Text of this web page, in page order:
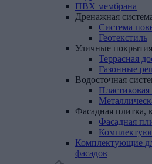
ПВХ мембрана
Дренажная
Система
Геотекстиль
Уличные покрытия
Террасная
Газонные
Водосточная
Пластиковая
Фасадная плитка,
Фасадная
Комплектующие
фасадов